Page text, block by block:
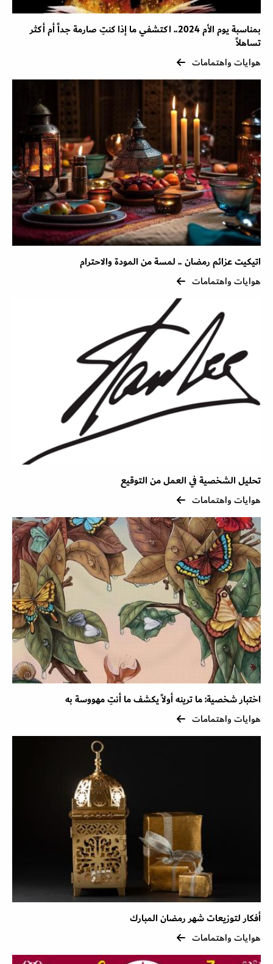
بمناسبة يوم الأم 2024.. اكتشفي ما إذا كنتِ صارمة جداً أم أكثر
تساهلاً
هوايات واهتمامات
اتيكيت عزائم رمضان .. لمسة من المودة والاحترام
هوايات واهتمامات
تحليل الشخصية في العمل من التوقيع
هوايات واهتمامات
اختبار شخصية: ما ترينه أولاً يكشف ما أنتِ مهووسة به
هوايات واهتمامات
أفكار لتوزيعات شهر رمضان المبارك
هوايات واهتمامات